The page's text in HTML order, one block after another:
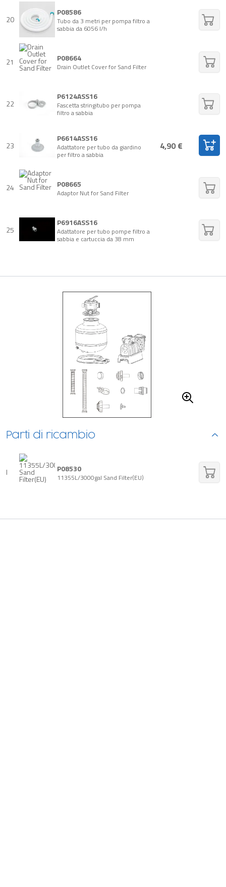
20
P08586
Tubo da 3 metri per pompa filtro a
sabbia da 6056 l/h
21 P08664
Drain Outlet Cover for Sand Filter
22
P6124ASS16
Fascetta stringitubo per pompa
filtro a sabbia
23
P6614ASS16
Adattatore per tubo da giardino
per filtro a sabbia
4,90 €
24 P08665
Adaptor Nut for Sand Filter
25
P6916ASS16
Adattatore per tubo pompe filtro a
sabbia e cartuccia da 38 mm
Parti di ricambio
I P08530
11355L/3000gal Sand Filter(EU)